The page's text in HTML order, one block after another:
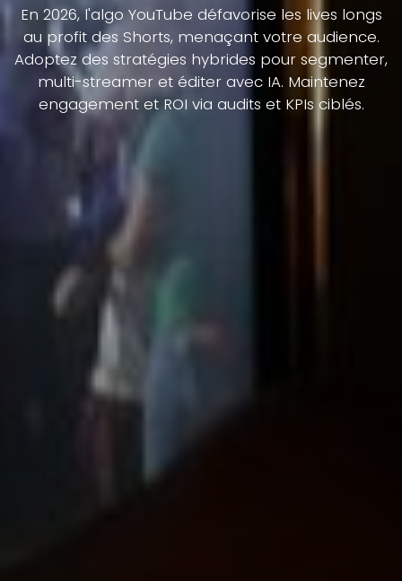
En 2026, l'algo YouTube défavorise les lives longs
au profit des Shorts, menaçant votre audience.
Adoptez des stratégies hybrides pour segmenter,
multi-streamer et éditer avec IA. Maintenez
engagement et ROI via audits et KPIs ciblés.